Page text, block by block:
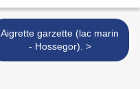
Aigrette garzette (lac marin
- Hossegor). >